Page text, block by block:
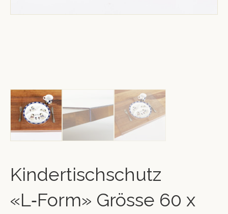
Kindertischschutz
«L‑Form» Grösse 60 x